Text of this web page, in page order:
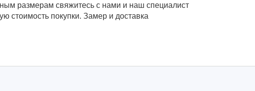
размерам свяжитесь с нами и наш специалист
стоимость покупки. Замер и доставка